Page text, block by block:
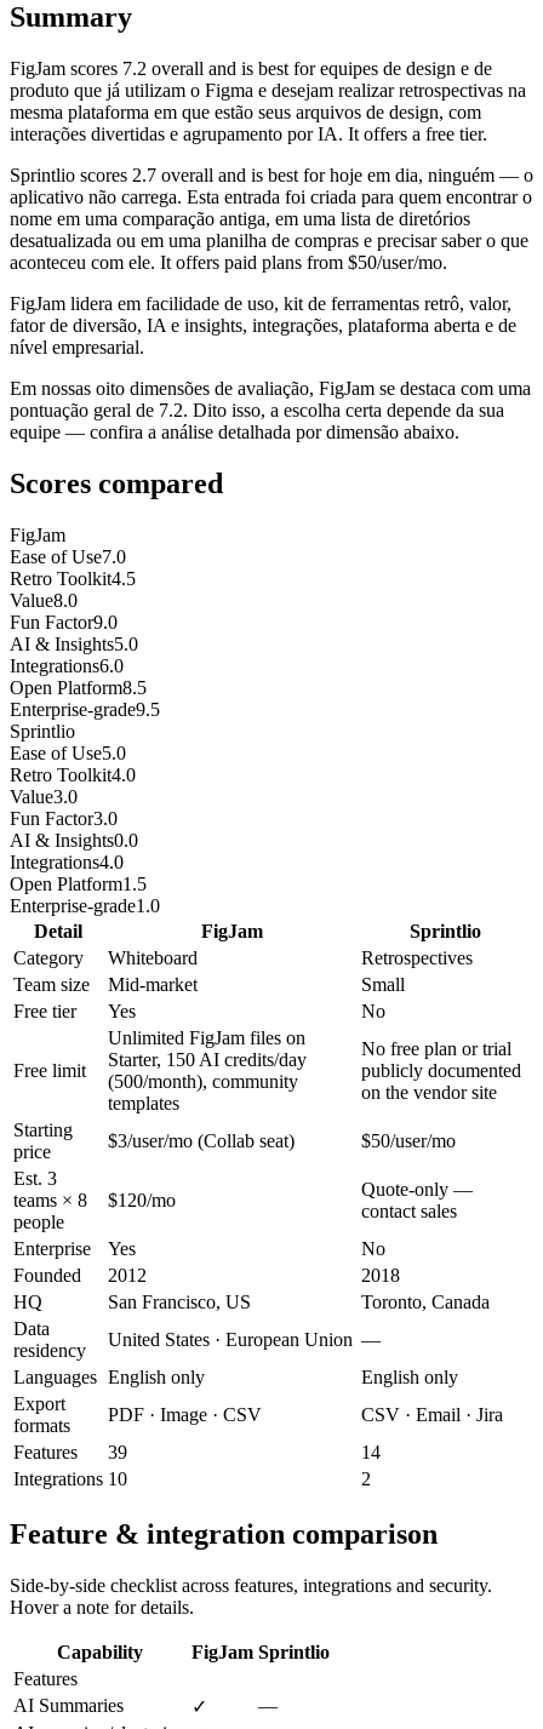
Summary
FigJam scores 7.2 overall and is best for equipes de design e de
produto que já utilizam o Figma e desejam realizar retrospectivas na
mesma plataforma em que estão seus arquivos de design, com
interações divertidas e agrupamento por IA. It offers a free tier.
Sprintlio scores 2.7 overall and is best for hoje em dia, ninguém — o
aplicativo não carrega. Esta entrada foi criada para quem encontrar o
nome em uma comparação antiga, em uma lista de diretórios
desatualizada ou em uma planilha de compras e precisar saber o que
aconteceu com ele. It offers paid plans from $50/user/mo.
FigJam lidera em facilidade de uso, kit de ferramentas retrô, valor,
fator de diversão, IA e insights, integrações, plataforma aberta e de
nível empresarial.
Em nossas oito dimensões de avaliação, FigJam se destaca com uma
pontuação geral de 7.2. Dito isso, a escolha certa depende da sua
equipe — confira a análise detalhada por dimensão abaixo.
Scores compared
FigJam
Ease of Use7.0
Retro Toolkit4.5
Value8.0
Fun Factor9.0
AI & Insights5.0
Integrations6.0
Open Platform8.5
Enterprise-grade9.5
Sprintlio
Ease of Use5.0
Retro Toolkit4.0
Value3.0
Fun Factor3.0
AI & Insights0.0
Integrations4.0
Open Platform1.5
Enterprise-grade1.0
Detail
FigJam
Sprintlio
Category
Whiteboard
Retrospectives
Team size
Mid-market
Small
Free tier
Yes No
Free limit
Unlimited FigJam files on
Starter, 150 AI credits/day
(500/month), community
templates
No free plan or trial
publicly documented
on the vendor site
Starting
price
$3/user/mo (Collab seat)
$50/user/mo
Est. 3
teams × 8
people
$120/mo
Quote-only —
contact sales
Enterprise
Yes
No
Founded
2012
2018
HQ
San Francisco, US
Toronto, Canada
Data
residency
United States · European Union —
Languages English only
English only
Export
formats
PDF · Image · CSV
CSV · Email · Jira
Features
39
14
Integrations 10 2
Feature & integration comparison
Side-by-side checklist across features, integrations and security.
Hover a note for details.
Capability FigJam Sprintlio
Features
AI Summaries
✓
—